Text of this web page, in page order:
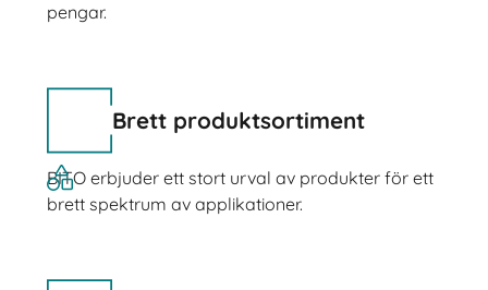
pengar.
Brett produktsortiment
BITO erbjuder ett stort urval av produkter för ett
brett spektrum av applikationer.